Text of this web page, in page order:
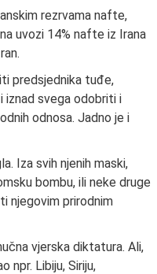
rezrvama nafte,
uvozi 14% nafte iz Irana
predsjednika tuđe,
iznad svega odobriti i
odnosa. Jadno je i
Iza svih njenih maski,
bombu, ili neke druge
njegovim prirodnim
vjerska diktatura. Ali,
npr. Libiju, Siriju,